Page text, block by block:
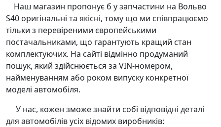
Наш магазин пропонує б у запчастини на Вольво
S40 оригінальні та якісні, тому що ми співпрацюємо
тільки з перевіреними європейськими
постачальниками, що гарантують кращий стан
комплектуючих. На сайті відмінно продуманий
пошук, який здійснюється за VIN-номером,
найменуванням або роком випуску конкретної
моделі автомобіля.
У нас, кожен зможе знайти собі відповідні деталі
для автомобілів усіх відомих виробників: